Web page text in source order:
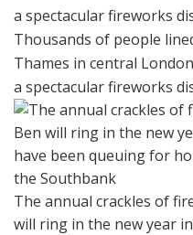
Thousands of people
Thames in central
a spectacular fireworks
The annual crackles of
will ring in the new year